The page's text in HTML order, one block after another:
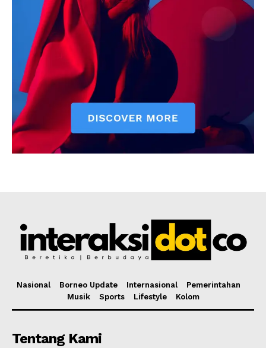
Nasional Borneo Update Internasional
Pemerintahan
Musik
Sports Lifestyle Kolom
Tentang Kami